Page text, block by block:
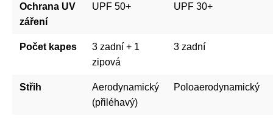
Ochrana UV
záření
UPF 50+ UPF 30+
Počet kapes
3 zadní + 1
zipová
3 zadní
Střih
Aerodynamický
(přiléhavý)
Poloaerodynamický